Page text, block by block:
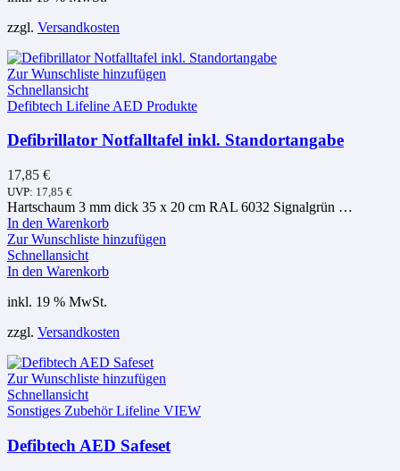
zzgl. Versandkosten
Zur Wunschliste hinzufügen
Schnellansicht
Defibtech Lifeline AED Produkte
Defibrillator Notfalltafel inkl. Standortangabe
17,85 €
UVP: 17,85 €
Hartschaum 3 mm dick 35 x 20 cm RAL 6032 Signalgrün …
In den Warenkorb
Zur Wunschliste hinzufügen
Schnellansicht
In den Warenkorb
inkl. 19 % MwSt.
zzgl. Versandkosten
Zur Wunschliste hinzufügen
Schnellansicht
Sonstiges Zubehör Lifeline VIEW
Defibtech AED Safeset